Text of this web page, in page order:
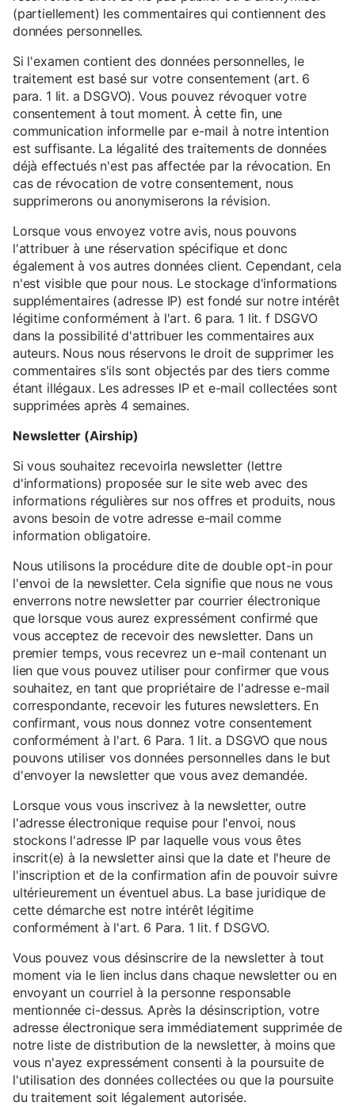
(partiellement) les commentaires qui contiennent des
données personnelles.
Si l'examen contient des données personnelles, le
traitement est basé sur votre consentement (art. 6
para. 1 lit. a DSGVO). Vous pouvez révoquer votre
consentement à tout moment. À cette fin, une
communication informelle par e-mail à notre intention
est suffisante. La légalité des traitements de données
déjà effectués n'est pas affectée par la révocation. En
cas de révocation de votre consentement, nous
supprimerons ou anonymiserons la révision.
Lorsque vous envoyez votre avis, nous pouvons
l'attribuer à une réservation spécifique et donc
également à vos autres données client. Cependant, cela
n'est visible que pour nous. Le stockage d'informations
supplémentaires (adresse IP) est fondé sur notre intérêt
légitime conformément à l'art. 6 para. 1 lit. f DSGVO
dans la possibilité d'attribuer les commentaires aux
auteurs. Nous nous réservons le droit de supprimer les
commentaires s'ils sont objectés par des tiers comme
étant illégaux. Les adresses IP et e-mail collectées sont
supprimées après 4 semaines.
Newsletter (Airship)
Si vous souhaitez recevoirla newsletter (lettre
d'informations) proposée sur le site web avec des
informations régulières sur nos offres et produits, nous
avons besoin de votre adresse e-mail comme
information obligatoire.
Nous utilisons la procédure dite de double opt-in pour
l'envoi de la newsletter. Cela signifie que nous ne vous
enverrons notre newsletter par courrier électronique
que lorsque vous aurez expressément confirmé que
vous acceptez de recevoir des newsletter. Dans un
premier temps, vous recevrez un e-mail contenant un
lien que vous pouvez utiliser pour confirmer que vous
souhaitez, en tant que propriétaire de l'adresse e-mail
correspondante, recevoir les futures newsletters. En
confirmant, vous nous donnez votre consentement
conformément à l'art. 6 Para. 1 lit. a DSGVO que nous
pouvons utiliser vos données personnelles dans le but
d'envoyer la newsletter que vous avez demandée.
Lorsque vous vous inscrivez à la newsletter, outre
l'adresse électronique requise pour l'envoi, nous
stockons l'adresse IP par laquelle vous vous êtes
inscrit(e) à la newsletter ainsi que la date et l'heure de
l'inscription et de la confirmation afin de pouvoir suivre
ultérieurement un éventuel abus. La base juridique de
cette démarche est notre intérêt légitime
conformément à l'art. 6 Para. 1 lit. f DSGVO.
Vous pouvez vous désinscrire de la newsletter à tout
moment via le lien inclus dans chaque newsletter ou en
envoyant un courriel à la personne responsable
mentionnée ci-dessus. Après la désinscription, votre
adresse électronique sera immédiatement supprimée de
notre liste de distribution de la newsletter, à moins que
vous n'ayez expressément consenti à la poursuite de
l'utilisation des données collectées ou que la poursuite
du traitement soit légalement autorisée.